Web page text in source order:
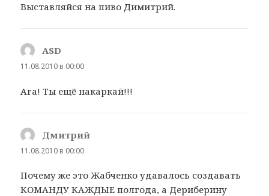
Выставляйся на пиво Димитрий.
ASD
11.08.2010 в 00:00
Ага! Ты ещё накаркай!!!
Дмитрий
11.08.2010 в 00:00
Почему же это Жабченко удавалось создавать
КОМАНДУ КАЖДЫЕ полгода, а Дериберину